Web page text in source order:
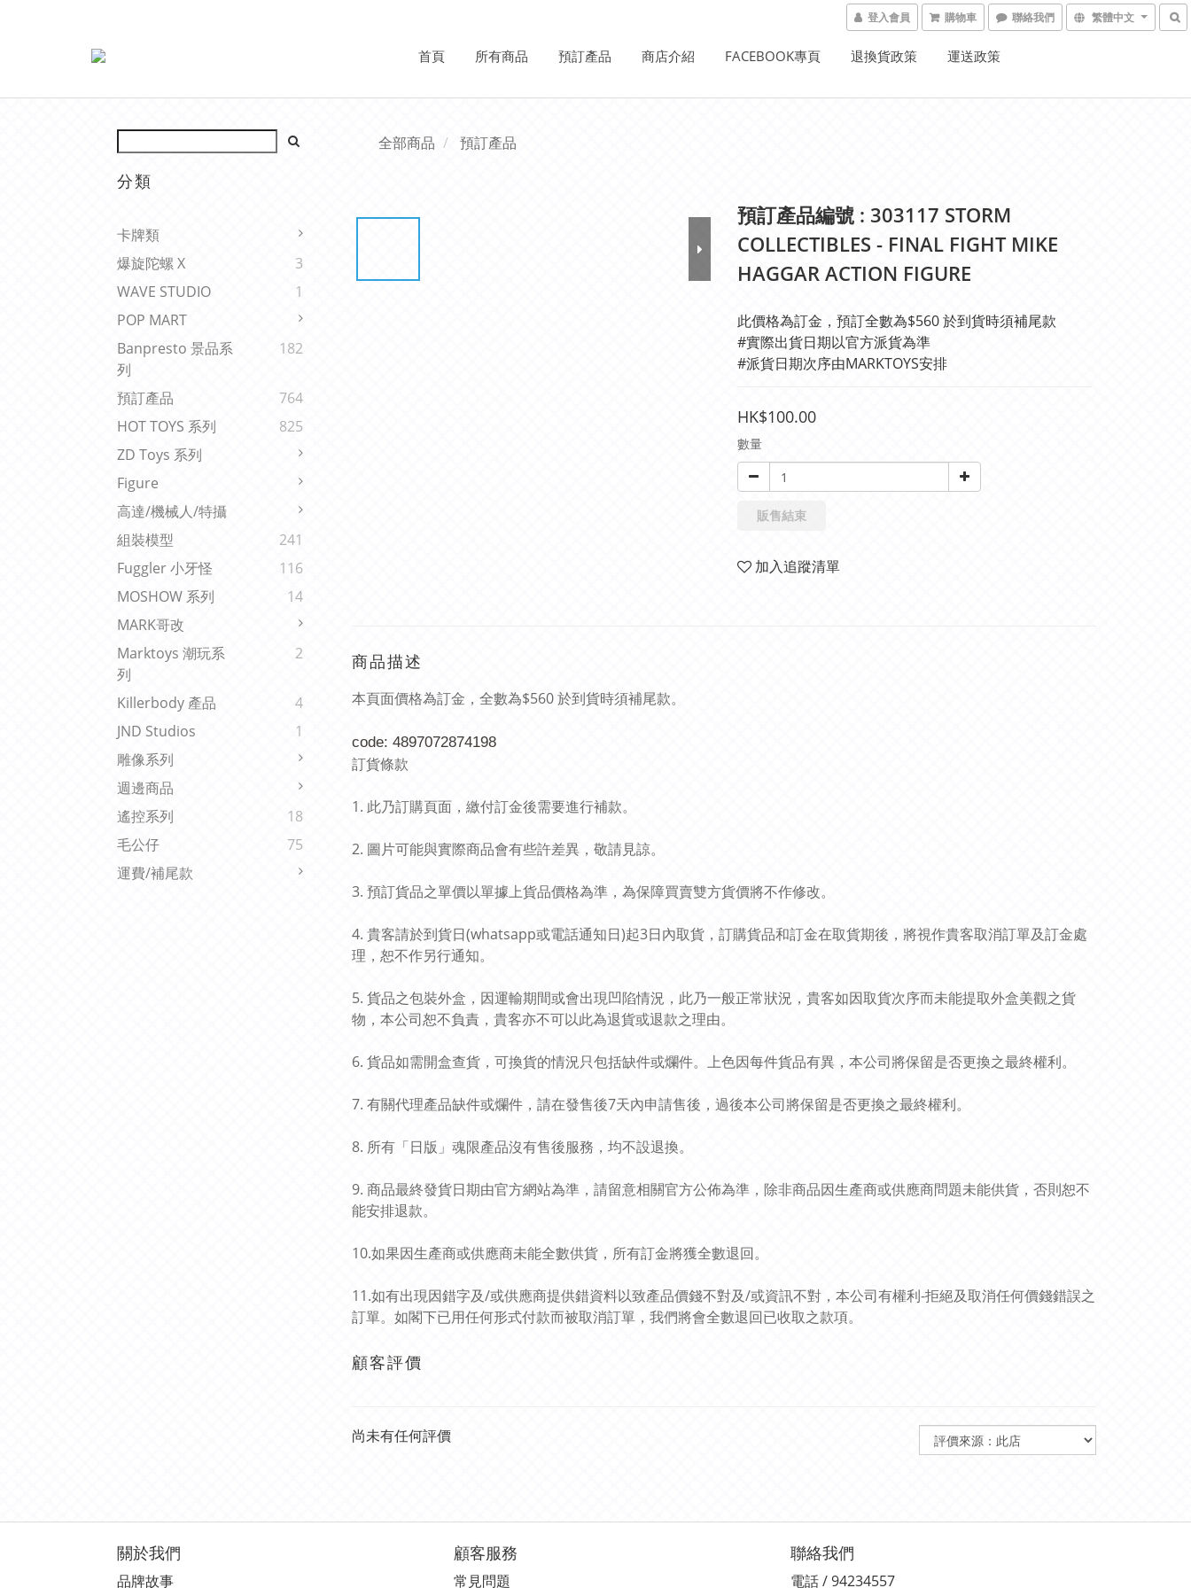
登入會員 購物車 聯絡我們 繁體中文
首頁 所有商品 預訂產品 商店介紹 FACEBOOK專頁 退換貨政策 運送政策
分類
卡牌類
爆旋陀螺 X
3
WAVE STUDIO
1
POP MART
Banpresto 景品系
列
182
預訂產品
764
HOT TOYS 系列
825
ZD Toys 系列
Figure
高達/機械人/特攝
組裝模型
241
Fuggler 小牙怪
116
MOSHOW 系列
14
MARK哥改
Marktoys 潮玩系
列
2
Killerbody 產品
4
JND Studios
1
雕像系列
週邊商品
遙控系列
18
毛公仔
75
運費/補尾款
全部商品 預訂產品
預訂產品編號 : 303117 STORM
COLLECTIBLES - FINAL FIGHT MIKE
HAGGAR ACTION FIGURE
此價格為訂金，預訂全數為$560 於到貨時須補尾款
#實際出貨日期以官方派貨為準
#派貨日期次序由MARKTOYS安排
HK$100.00
數量
販售結束
加入追蹤清單
商品描述
本頁面價格為訂金，全數為$560 於到貨時須補尾款。
code: 4897072874198
訂貨條款
1. 此乃訂購頁面，繳付訂金後需要進行補款。
2. 圖片可能與實際商品會有些許差異，敬請見諒。
3. 預訂貨品之單價以單據上貨品價格為準，為保障買賣雙方貨價將不作修改。
4. 貴客請於到貨日(whatsapp或電話通知日)起3日內取貨，訂購貨品和訂金在取貨期後，將視作貴客取消訂單及訂金處
理，恕不作另行通知。
5. 貨品之包裝外盒，因運輸期間或會出現凹陷情況，此乃一般正常狀況，貴客如因取貨次序而未能提取外盒美觀之貨
物，本公司恕不負責，貴客亦不可以此為退貨或退款之理由。
6. 貨品如需開盒查貨，可換貨的情況只包括缺件或爛件。上色因每件貨品有異，本公司將保留是否更換之最終權利。
7. 有關代理產品缺件或爛件，請在發售後7天內申請售後，過後本公司將保留是否更換之最終權利。
8. 所有「日版」魂限產品沒有售後服務，均不設退換。
9. 商品最終發貨日期由官方網站為準，請留意相關官方公佈為準，除非商品因生產商或供應商問題未能供貨，否則恕不
能安排退款。
10.如果因生產商或供應商未能全數供貨，所有訂金將獲全數退回。
11.如有出現因錯字及/或供應商提供錯資料以致產品價錢不對及/或資訊不對，本公司有權利-拒絕及取消任何價錢錯誤之
訂單。如閣下已用任何形式付款而被取消訂單，我們將會全數退回已收取之款項。
顧客評價
尚未有任何評價
關於我們
品牌故事
顧客服務
常見問題
聯絡我們
電話 / 94234557